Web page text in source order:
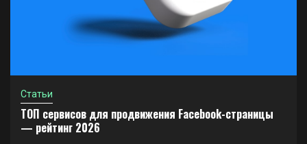
Статьи
ТОП сервисов для продвижения Facebook-страницы
— рейтинг 2026